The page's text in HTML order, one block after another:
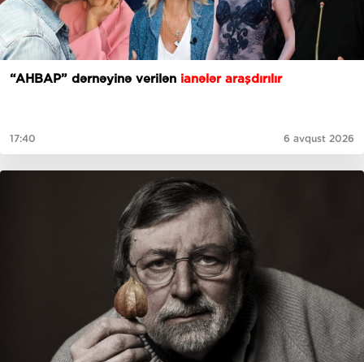
“AHBAP” dərnəyinə verilən ianələr araşdırılır
17:40 6 avqust 2026